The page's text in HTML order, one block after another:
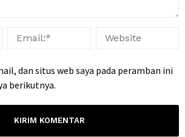
dan situs web saya pada peramban ini
berikutnya.